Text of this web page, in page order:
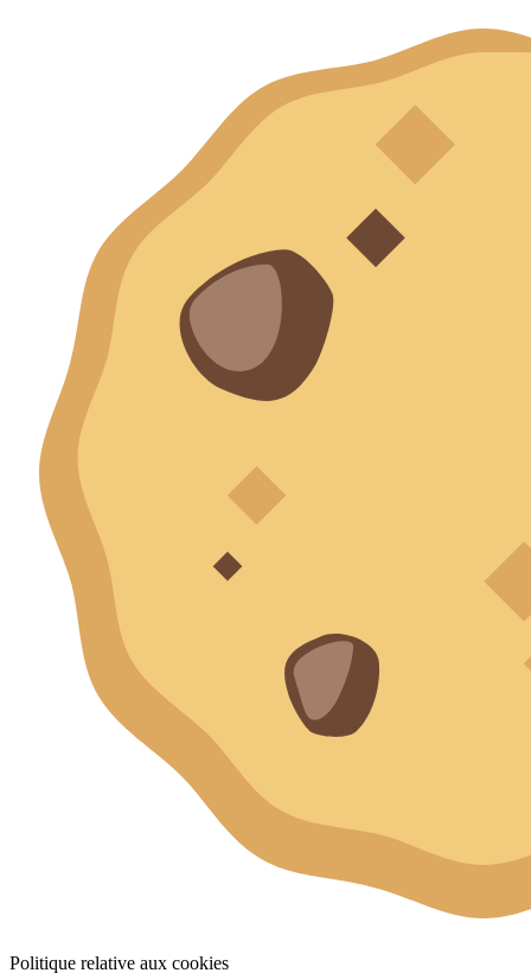
Politique relative aux cookies